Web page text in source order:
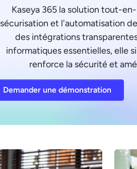
Kaseya 365 la solution tout-
sécurisation et l'automatisation
des intégrations
informatiques essentielles, elle
renforce la sécurité et
Demander une démonstration